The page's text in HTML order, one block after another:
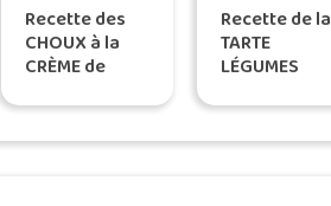
Recette des
CHOUX à la
CRÈME de
Tatie Maryse
Recette de la
TARTE
LÉGUMES
Titoon